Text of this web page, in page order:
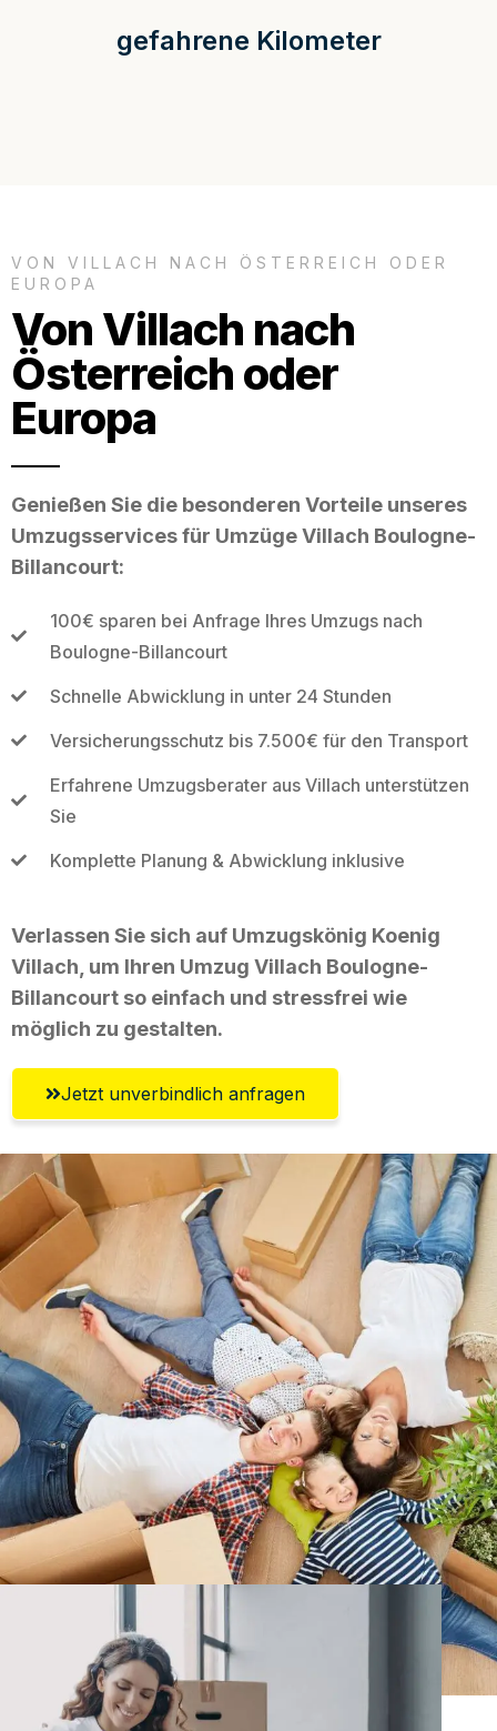
gefahrene Kilometer
VON VILLACH NACH ÖSTERREICH ODER
EUROPA
Von Villach nach
Österreich oder
Europa
Genießen Sie die besonderen Vorteile unseres
Umzugsservices für Umzüge Villach Boulogne-
Billancourt:
100€ sparen bei Anfrage Ihres Umzugs nach
Boulogne-Billancourt
Schnelle Abwicklung in unter 24 Stunden
Versicherungsschutz bis 7.500€ für den Transport
Erfahrene Umzugsberater aus Villach unterstützen
Sie
Komplette Planung & Abwicklung inklusive
Verlassen Sie sich auf Umzugskönig Koenig
Villach, um Ihren Umzug Villach Boulogne-
Billancourt so einfach und stressfrei wie
möglich zu gestalten.
Jetzt unverbindlich anfragen